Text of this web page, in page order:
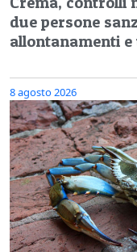
due persone
allontanamenti e
8 agosto 2026